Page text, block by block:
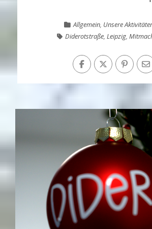
Allgemein, Unsere
Diderotstraße, Leipzig,